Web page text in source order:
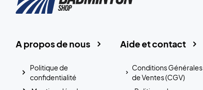
Aide et contact
Conditions Générales
de Ventes (CGV)
A propos de nous
Politique de
confidentialité